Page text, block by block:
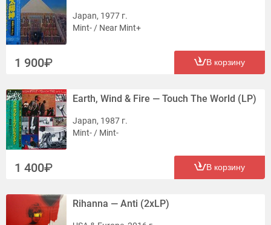
Japan, 1977 г.
Mint- / Near Mint+
1 900 В корзину
Earth, Wind & Fire — Touch The World (LP)
Japan, 1987 г.
Mint- / Mint-
1 400 В корзину
Rihanna — Anti (2xLP)